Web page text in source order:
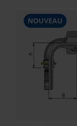
NOUVEAU